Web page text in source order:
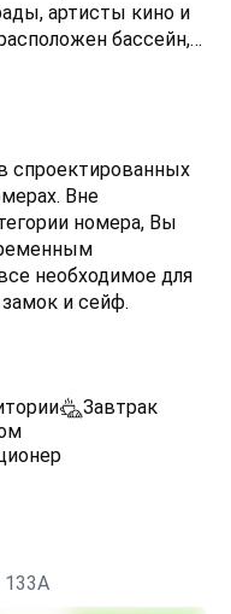
артисты кино и
бассейн,
видом
"Бегемот" и
шаговой
Сбербанк.
уровня с
обслуживанием.
спроектированных
Вне
номера, Вы
необходимое для
и сейф.
Завтрак
133А